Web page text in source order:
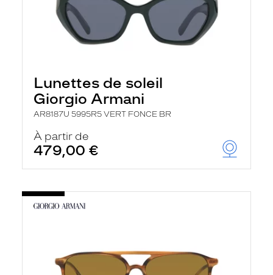
Lunettes de soleil
Giorgio Armani
AR8187U 5995R5 VERT FONCE BR
À partir de
479,00 €